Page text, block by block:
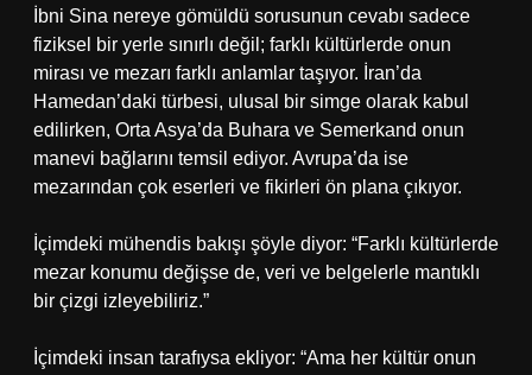
İbni Sina nereye gömüldü sorusunun cevabı sadece
fiziksel bir yerle sınırlı değil; farklı kültürlerde onun
mirası ve mezarı farklı anlamlar taşıyor. İran’da
Hamedan’daki türbesi, ulusal bir simge olarak kabul
edilirken, Orta Asya’da Buhara ve Semerkand onun
manevi bağlarını temsil ediyor. Avrupa’da ise
mezarından çok eserleri ve fikirleri ön plana çıkıyor.
İçimdeki mühendis bakışı şöyle diyor: “Farklı kültürlerde
mezar konumu değişse de, veri ve belgelerle mantıklı
bir çizgi izleyebiliriz.”
İçimdeki insan tarafıysa ekliyor: “Ama her kültür onun